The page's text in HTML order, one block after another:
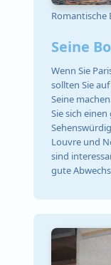
Romantische
Seine
Wenn Sie
sollten Sie
Seine
Sie sich
Louvre und
sind
gute